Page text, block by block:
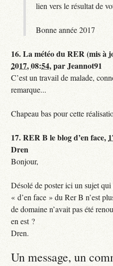
lien vers le résultat de
Bonne année 2017
16.La météo du RER (mis à
2017, 08:54,parJeannot91
C’est un travail de malade,
remarque...
Chapeau bas pour cette
17.RER B le blog d’en face,
Dren
Bonjour,
Désolé de poster ici un sujet
« d’en face » du Rer B n’est
de domaine n’avait pas été
en est ?
Dren.
Un message, un